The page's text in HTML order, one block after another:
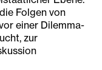
Folgen von
einer Dilemma-
zur